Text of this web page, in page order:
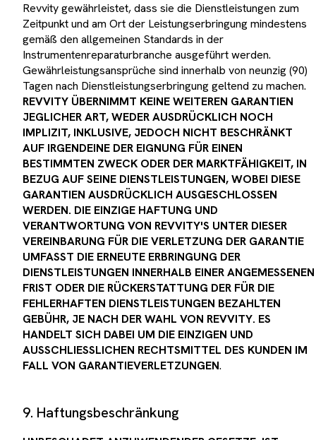
Revvity gewährleistet, dass sie die Dienstleistungen zum
Zeitpunkt und am Ort der Leistungserbringung mindestens
gemäß den allgemeinen Standards in der
Instrumentenreparaturbranche ausgeführt werden.
Gewährleistungsansprüche sind innerhalb von neunzig (90)
Tagen nach Dienstleistungserbringung geltend zu machen.
REVVITY ÜBERNIMMT KEINE WEITEREN GARANTIEN
JEGLICHER ART, WEDER AUSDRÜCKLICH NOCH
IMPLIZIT, INKLUSIVE, JEDOCH NICHT BESCHRÄNKT
AUF IRGENDEINE DER EIGNUNG FÜR EINEN
BESTIMMTEN ZWECK ODER DER MARKTFÄHIGKEIT, IN
BEZUG AUF SEINE DIENSTLEISTUNGEN, WOBEI DIESE
GARANTIEN AUSDRÜCKLICH AUSGESCHLOSSEN
WERDEN. DIE EINZIGE HAFTUNG UND
VERANTWORTUNG VON REVVITY'S UNTER DIESER
VEREINBARUNG FÜR DIE VERLETZUNG DER GARANTIE
UMFASST DIE ERNEUTE ERBRINGUNG DER
DIENSTLEISTUNGEN INNERHALB EINER ANGEMESSENEN
FRIST ODER DIE RÜCKERSTATTUNG DER FÜR DIE
FEHLERHAFTEN DIENSTLEISTUNGEN BEZAHLTEN
GEBÜHR, JE NACH DER WAHL VON REVVITY. ES
HANDELT SICH DABEI UM DIE EINZIGEN UND
AUSSCHLIESSLICHEN RECHTSMITTEL DES KUNDEN IM
FALL VON GARANTIEVERLETZUNGEN.
9. Haftungsbeschränkung